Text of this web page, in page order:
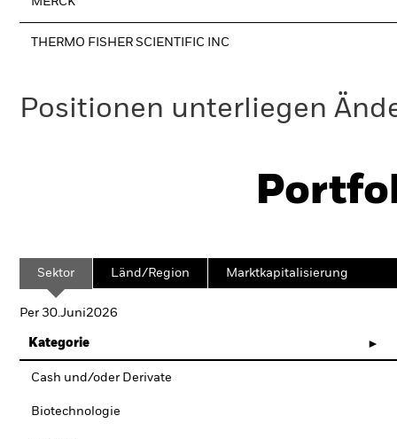
THERMO FISHER SCIENTIFIC INC
Positionen unterliegen
Sektor Länd/Region Marktkapitalisierung
Per 30.Juni2026
Kategorie
Cash und/oder Derivate
Biotechnologie